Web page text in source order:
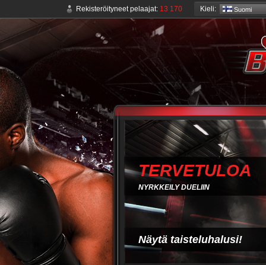
Rekisteröityneet pelaajat: 13 170 Kieli: Suomi
TERVETULOA
NYRKKEILY DUELIIN
Näytä taisteluhalusi!